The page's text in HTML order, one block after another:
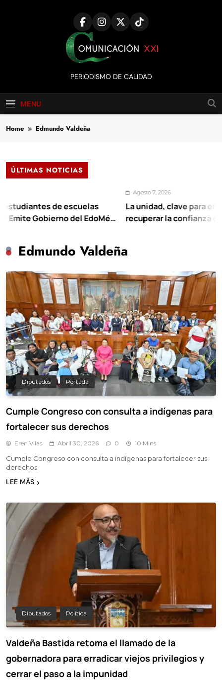
Comunicación
XXI
PERIODISMO DE CALIDAD
MENU
Home Edmundo Valdeña
ÚLTIMAS NOTICIAS
de escuelas
Gobierno del EdoMéx
Agosto 7, 2026
La unidad, clave para
recuperar la confianza
Edmundo Valdeña
Diputados Portada
Cumple Congreso con consulta a indígenas para
fortalecer sus derechos
Eren Vilas Abril 30, 2026 0 10 Mins
Cumple Congreso con consulta a indígenas para fortalecer sus
derechos
LEE MÁS
Diputados Política
Valdeña Bastida retoma el llamado de la
gobernadora para erradicar viejos privilegios y
cerrar el paso a la impunidad